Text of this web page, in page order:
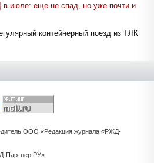
в июле: еще не спад, но уже почти и
контейнерный поезд из ТЛК
ООО «Редакция журнала «РЖД-
Партнер.РУ»